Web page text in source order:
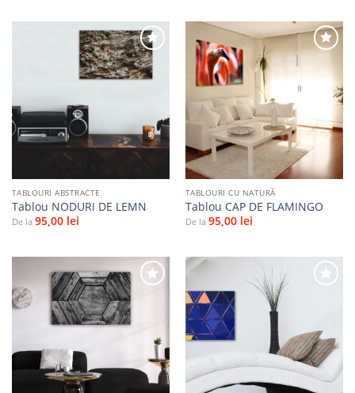
TABLOURI ABSTRACTE
Tablou NODURI DE LEMN
De la 95,00 lei
Adaugă
TABLOURI CU NATURĂ
Tablou CAP DE FLAMINGO
De la 95,00 lei
Adaugă
favorite
la
favorite